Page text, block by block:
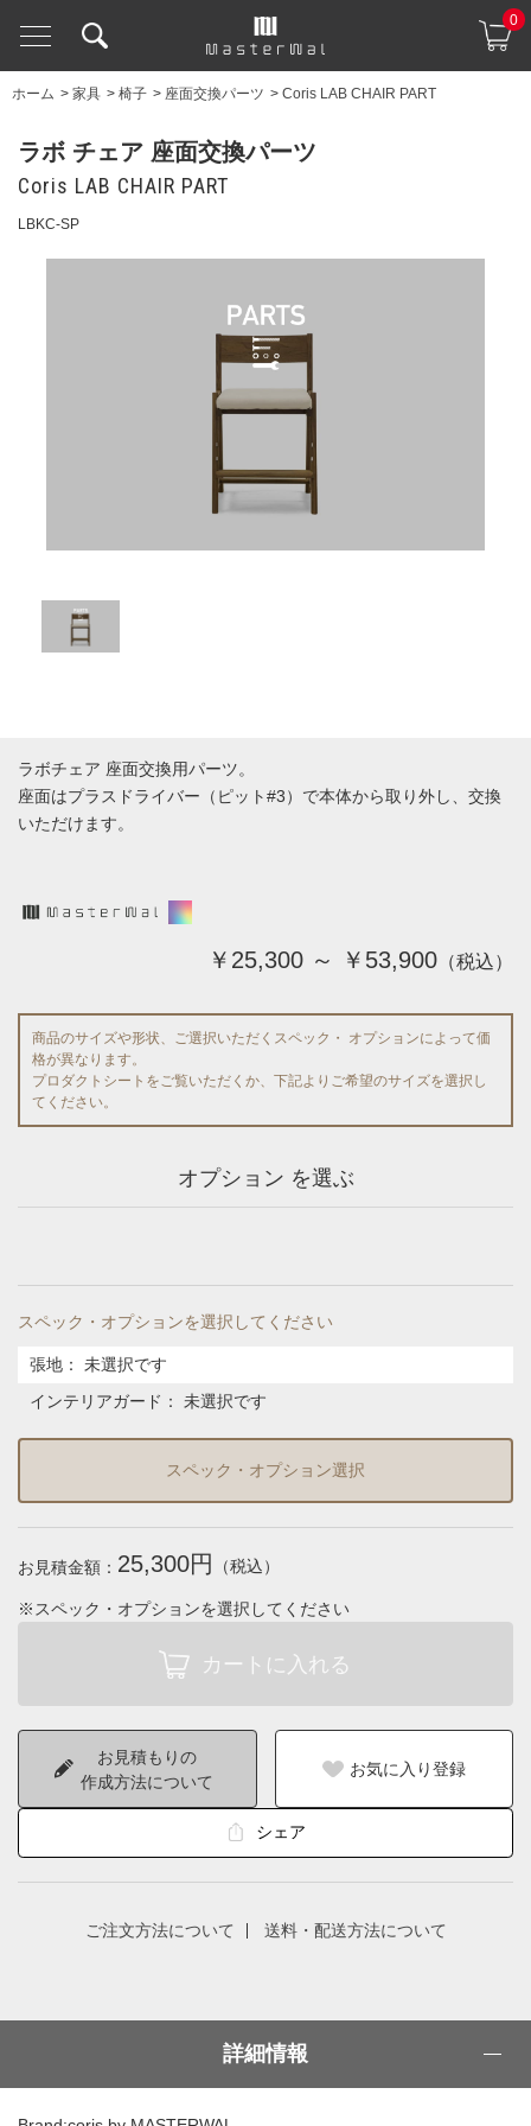
0
ホーム > 家具 > 椅子 > 座面交換パーツ > Coris LAB CHAIR PART
ラボ チェア 座面交換パーツ
Coris LAB CHAIR PART
LBKC-SP
ラボチェア 座面交換用パーツ。
座面はプラスドライバー（ピット#3）で本体から取り外し、交換
いただけます。
￥25,300 ～ ￥53,900 （税込）
商品のサイズや形状、ご選択いただくスペック・ オプションによって価
格が異なります。
プロダクトシートをご覧いただくか、下記よりご希望のサイズを選択し
てください。
オプション を選ぶ
スペック・オプションを選択してください
張地 ：
未選択です
インテリアガード ： 未選択です
スペック・オプション選択
お見積金額： 25,300円 （税込）
※スペック・オプションを選択してください
お見積もりの
作成方法について
お気に入り登録
シェア
ご注文方法について 送料・配送方法について
詳細情報